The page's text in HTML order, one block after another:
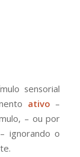
sensorial
ativo –
– ou por
– ignorando o